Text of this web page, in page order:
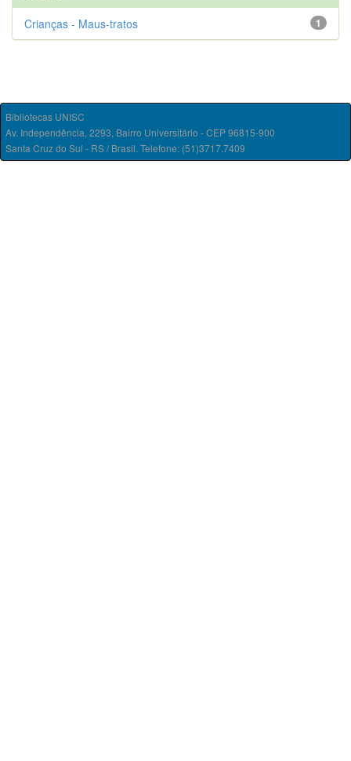
1
Crianças - Maus-tratos
Bibliotecas UNISC
Av. Independência, 2293, Bairro Universitário - CEP 96815-900
Santa Cruz do Sul - RS / Brasil. Telefone: (51)3717.7409